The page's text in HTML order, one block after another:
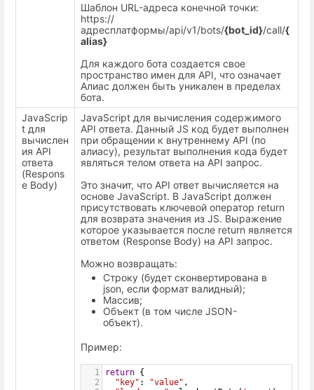
Шаблон URL-адреса конечной точки:
https://
адресплатформы/api/v1/bots/{bot_id}/call/{
alias}
Для каждого бота создается свое
пространство имен для API, что означает
Алиас должен быть уникален в пределах
бота.
JavaScrip
t для
вычислен
ия API
ответа
(Respons
e Body)
JavaScript для вычисления содержимого
API ответа. Данный JS код будет выполнен
при обращении к внутреннему API (по
алиасу), результат выполнения кода будет
являться телом ответа на API запрос.
Это значит, что API ответ вычисляется на
основе JavaScript. В JavaScript должен
присутствовать ключевой оператор return
для возврата значения из JS. Выражение
которое указывается после return является
ответом (Response Body) на API запрос.
Можно возвращать:
Строку (будет сконвертирована в
json, если формат валидный);
Массив;
Объект (в том числе JSON-
объект).
Пример:
1 return {
2
"key" : "value" ,